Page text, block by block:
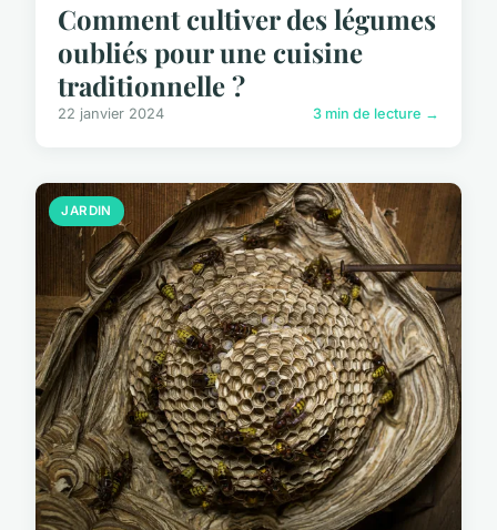
Comment cultiver des légumes
oubliés pour une cuisine
traditionnelle ?
22 janvier 2024 3 min de lecture →
JARDIN